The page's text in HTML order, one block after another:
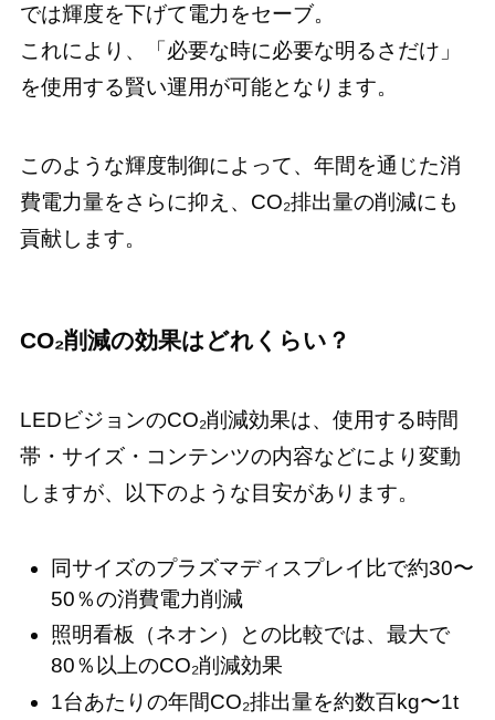
では輝度を下げて電力をセーブ。
これにより、「必要な時に必要な明るさだけ」
を使用する賢い運用が可能となります。
このような輝度制御によって、年間を通じた消
費電力量をさらに抑え、CO₂排出量の削減にも
貢献します。
CO₂削減の効果はどれくらい？
LEDビジョンのCO₂削減効果は、使用する時間
帯・サイズ・コンテンツの内容などにより変動
しますが、以下のような目安があります。
同サイズのプラズマディスプレイ比で約30〜
50％の消費電力削減
照明看板（ネオン）との比較では、最大で
80％以上のCO₂削減効果
1台あたりの年間CO₂排出量を約数百kg〜1t